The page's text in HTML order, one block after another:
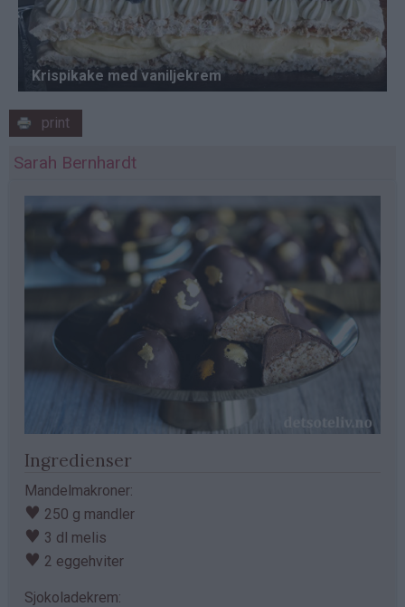
print
Sarah Bernhardt
Ingredienser
Mandelmakroner:
♥ 250 g mandler
♥ 3 dl melis
♥ 2 eggehviter
Sjokoladekrem: